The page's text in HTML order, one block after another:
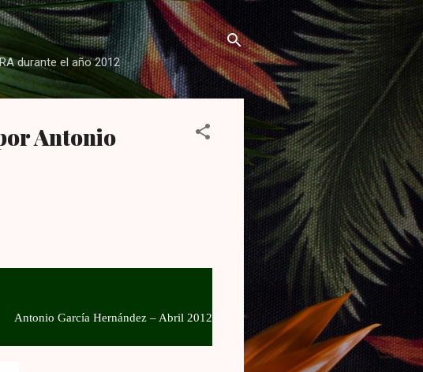
durante el año 2012
Antonio
Antonio García Hernández – Abril 2012